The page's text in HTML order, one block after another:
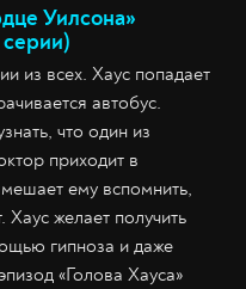
Уилсона»
серии)
из всех. Хаус попадает
автобус.
что один из
приходит в
ему вспомнить,
Хаус желает получить
гипноза и даже
«Голова Хауса»